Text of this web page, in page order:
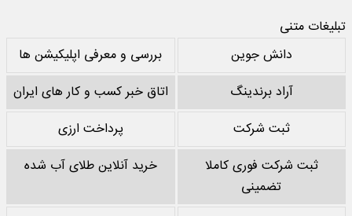
تبلیغات متنی
دانش جوین
بررسی و معرفی اپلیکیشن ها
آراد برندینگ
اتاق خبر کسب و کار های ایران
ثبت شرکت
پرداخت ارزی
ثبت شرکت فوری کاملا
تضمینی
خرید آنلاین طلای آب شده